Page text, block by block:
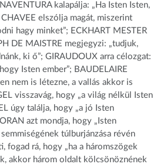
kalapálja: „Ha Isten Isten,
elszólja magát, miszerint
hagy minket”; ECKHART MESTER
DE MAISTRE megjegyzi: „tudjuk,
ki ő”; GIRAUDOUX arra célozgat:
Isten ember”; BAUDELAIRE
nem is létezne, a vallás akkor is
visszavág, hogy „a világ nélkül Isten
úgy találja, hogy „a jó Isten
azt mondja, hogy „Isten
túlburjánzása révén
fogad rá, hogy „ha a háromszögek
akkor három oldalt kölcsönöznének